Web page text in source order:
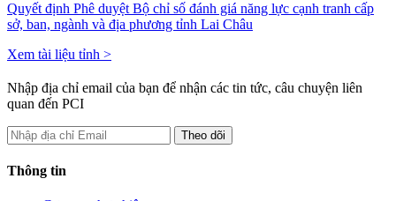
Quyết định Phê duyệt Bộ chỉ số đánh giá năng lực cạnh tranh cấp
sở, ban, ngành và địa phương tỉnh Lai Châu
Xem tài liệu tỉnh >
Nhập địa chỉ email của bạn để nhận các tin tức, câu chuyện liên
quan đến PCI
Thông tin